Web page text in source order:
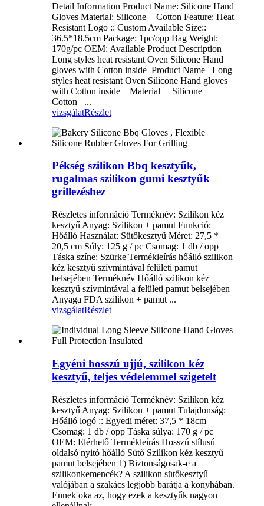
Detail Information Product Name: Silicone Hand
Gloves Material: Silicone + Cotton Feature: Heat
Resistant Logo :: Custom Available Size::
36.5*18.5cm Package: 1pc/opp Bag Weight:
170g/pc OEM: Available Product Description
Long styles heat resistant Oven Silicone Hand
gloves with Cotton inside Product Name Long
styles heat resistant Oven Silicone Hand gloves
with Cotton inside Material Silicone +
Cotton ...
vizsgálatRészlet
Pékség szilikon Bbq kesztyűk,
rugalmas szilikon gumi kesztyűk
grillezéshez
Részletes információ Terméknév: Szilikon kéz
kesztyű Anyag: Szilikon + pamut Funkció:
Hőálló Használat: Sütőkesztyű Méret: 27,5 *
20,5 cm Súly: 125 g / pc Csomag: 1 db / opp
Táska színe: Szürke Termékleírás hőálló szilikon
kéz kesztyű szívmintával felületi pamut
belsejében Terméknév Hőálló szilikon kéz
kesztyű szívmintával a felületi pamut belsejében
Anyaga FDA szilikon + pamut ...
vizsgálatRészlet
Egyéni hosszú ujjú, szilikon kéz
kesztyű, teljes védelemmel szigetelt
Részletes információ Terméknév: Szilikon kéz
kesztyű Anyag: Szilikon + pamut Tulajdonság:
Hőálló logó :: Egyedi méret: 37,5 * 18cm
Csomag: 1 db / opp Táska súlya: 170 g / pc
OEM: Elérhető Termékleírás Hosszú stílusú
oldalsó nyitó hőálló Sütő Szilikon kéz kesztyű
pamut belsejében 1) Biztonságosak-e a
szilikonkemencék? A szilikon sütőkesztyű
valójában a szakács legjobb barátja a konyhában.
Ennek oka az, hogy ezek a kesztyűk nagyon